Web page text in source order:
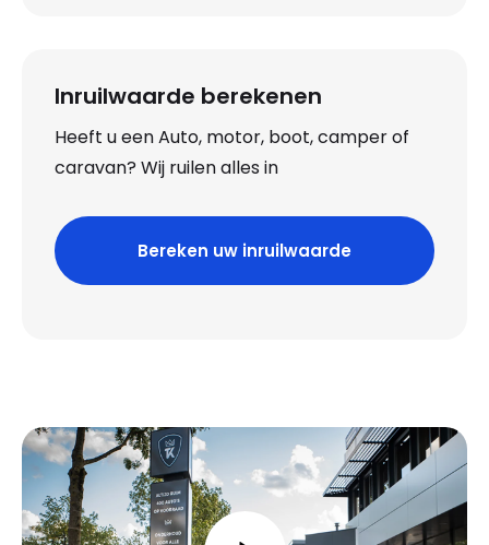
Inruilwaarde berekenen
Heeft u een Auto, motor, boot, camper of
caravan? Wij ruilen alles in
Bereken uw inruilwaarde